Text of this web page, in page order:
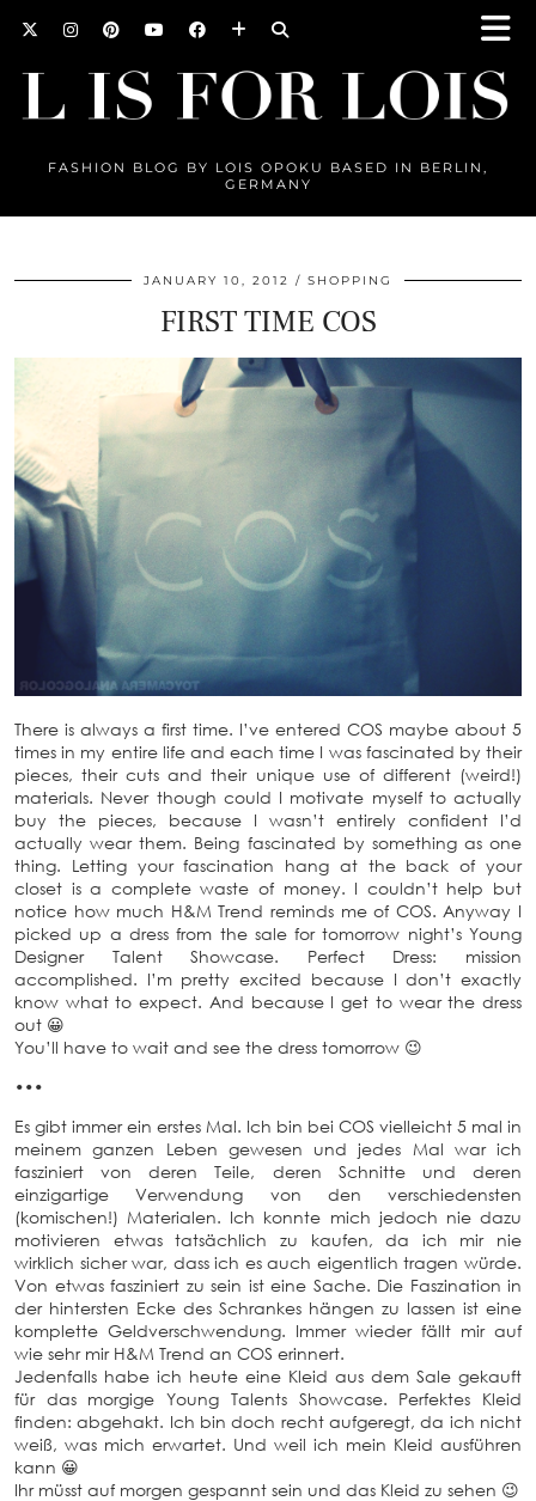
FASHION BLOG BY LOIS OPOKU BASED IN BERLIN,
GERMANY
JANUARY 10, 2012 SHOPPING
FIRST TIME COS
There is always a first time. I’ve entered COS maybe about 5
times in my entire life and each time I was fascinated by their
pieces, their cuts and their unique use of different (weird!)
materials. Never though could I motivate myself to actually
buy the pieces, because I wasn’t entirely confident I’d
actually wear them. Being fascinated by something as one
thing. Letting your fascination hang at the back of your
closet is a complete waste of money. I couldn’t help but
notice how much H&M Trend reminds me of COS. Anyway I
picked up a dress from the sale for tomorrow night’s Young
Designer Talent Showcase. Perfect Dress: mission
accomplished. I’m pretty excited because I don’t exactly
know what to expect. And because I get to wear the dress
out 😀
You’ll have to wait and see the dress tomorrow 😉
•••
Es gibt immer ein erstes Mal. Ich bin bei COS vielleicht 5 mal in
meinem ganzen Leben gewesen und jedes Mal war ich
fasziniert von deren Teile, deren Schnitte und deren
einzigartige Verwendung von den verschiedensten
(komischen!) Materialen. Ich konnte mich jedoch nie dazu
motivieren etwas tatsächlich zu kaufen, da ich mir nie
wirklich sicher war, dass ich es auch eigentlich tragen würde.
Von etwas fasziniert zu sein ist eine Sache. Die Faszination in
der hintersten Ecke des Schrankes hängen zu lassen ist eine
komplette Geldverschwendung. Immer wieder fällt mir auf
wie sehr mir H&M Trend an COS erinnert.
Jedenfalls habe ich heute eine Kleid aus dem Sale gekauft
für das morgige Young Talents Showcase. Perfektes Kleid
finden: abgehakt. Ich bin doch recht aufgeregt, da ich nicht
weiß, was mich erwartet. Und weil ich mein Kleid ausführen
kann 😀
Ihr müsst auf morgen gespannt sein und das Kleid zu sehen 😉